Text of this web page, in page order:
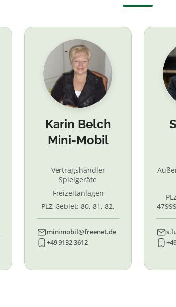
Karin Belch
Mini-Mobil
Vertragshändler
Spielgeräte
Freizeitanlagen
PLZ-Gebiet: 80, 81, 82,
minimobil@freenet.de
+49 9132 3612